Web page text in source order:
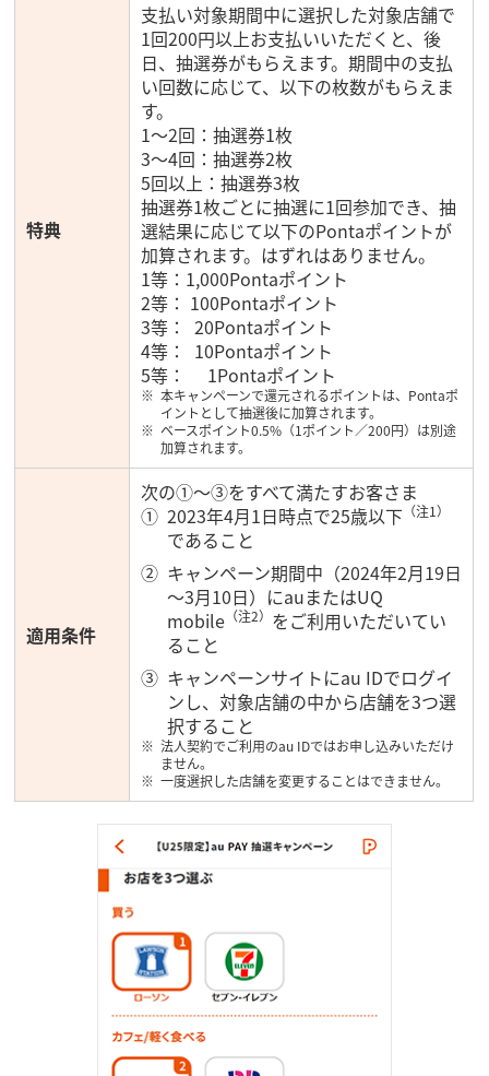
特典
支払い対象期間中に選択した対象店舗で
1回200円以上お支払いいただくと、後
日、抽選券がもらえます。期間中の支払
い回数に応じて、以下の枚数がもらえま
す。
1～2回：抽選券1枚
3～4回：抽選券2枚
5回以上：抽選券3枚
抽選券1枚ごとに抽選に1回参加でき、抽
選結果に応じて以下のPontaポイントが
加算されます。はずれはありません。
1等：1,000Pontaポイント
2等： 100Pontaポイント
3等： 20Pontaポイント
4等： 10Pontaポイント
5等： 1Pontaポイント
本キャンペーンで還元されるポイントは、Pontaポ
イントとして抽選後に加算されます。
ベースポイント0.5%（1ポイント／200円）は別途
加算されます。
適用条件
次の①～③をすべて満たすお客さま
2023年4月1日時点で25歳以下 （注1）
であること
キャンペーン期間中（2024年2月19日
～3月10日）にauまたはUQ
mobile （注2） をご利用いただいてい
ること
キャンペーンサイトにau IDでログイ
ンし、対象店舗の中から店舗を3つ選
択すること
法人契約でご利用のau IDではお申し込みいただけ
ません。
一度選択した店舗を変更することはできません。